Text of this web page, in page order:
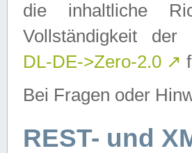
die inhaltliche
Vollständigkeit
DL-DE->Zero-2.0 ↗
Bei Fragen oder
REST- und